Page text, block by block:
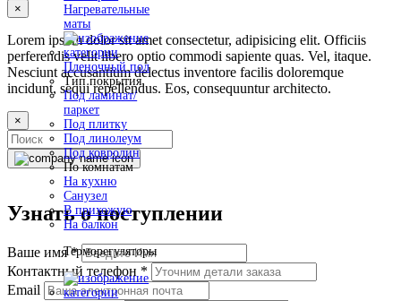
Нагревательные
маты
Пленочный пол
Тип покрытия
Под ламинат/
паркет
Под плитку
Под линолеум
Под ковролин
По комнатам
На кухню
Санузел
В прихожую
На балкон
Терморегуляторы
×
Lorem ipsum dolor sit amet consectetur, adipisicing elit. Officiis
perferendis velit libero optio commodi sapiente quas. Vel, itaque.
Nesciunt accusantium delectus inventore facilis doloremque
incidunt, sequi repellendus. Eos, consequuntur architecto.
×
Узнать о поступлении
Ваше имя*
Контактный телефон *
Email